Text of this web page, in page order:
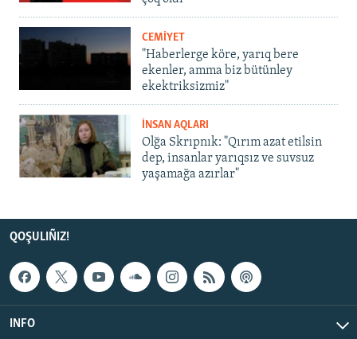
CEMİYET
"Haberlerge köre, yarıq bere
ekenler, amma biz bütünley
ekektriksizmiz"
İNSAN AQLARI
Olğa Skrıpnık: "Qırım azat etilsin
dep, insanlar yarıqsız ve suvsuz
yaşamağa azırlar"
QOŞULIÑIZ!
INFO